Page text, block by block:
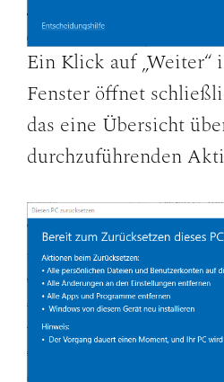
Ein Klick auf „Weiter“
Fenster öffnet
das eine Übersicht
durchzuführenden